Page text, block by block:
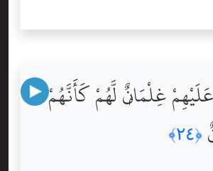
غِلْمَانٌۭ لَّهُمْ كَأَنَّهُمْ
﴿٢٤﴾